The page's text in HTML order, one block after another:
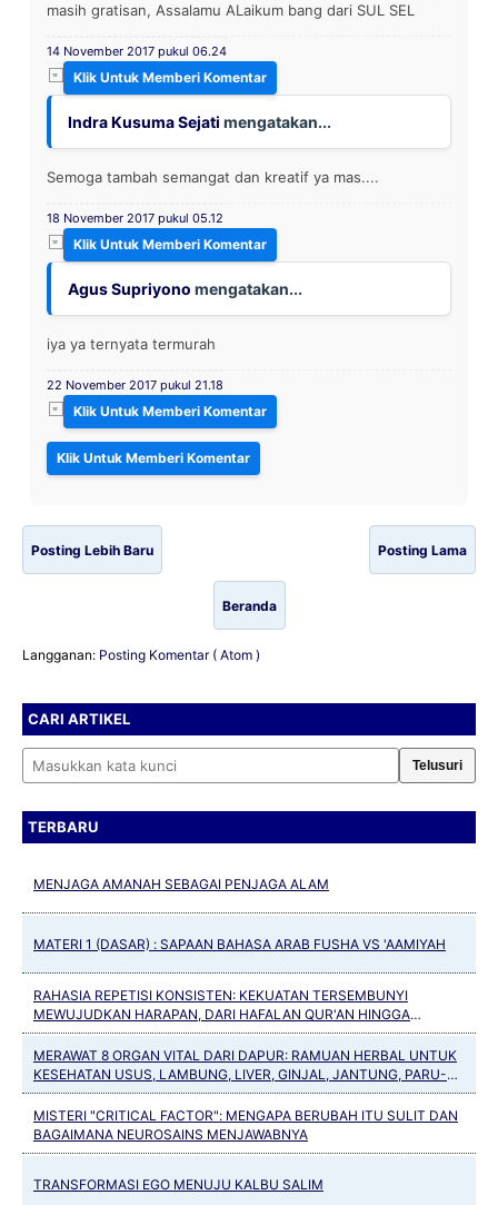
masih gratisan, Assalamu ALaikum bang dari SUL SEL
14 November 2017 pukul 06.24
Indra Kusuma Sejati mengatakan...
Semoga tambah semangat dan kreatif ya mas....
18 November 2017 pukul 05.12
Agus Supriyono mengatakan...
iya ya ternyata termurah
22 November 2017 pukul 21.18
Posting Lebih Baru Posting Lama
Beranda
Langganan: Posting Komentar ( Atom )
CARI ARTIKEL
TERBARU
MENJAGA AMANAH SEBAGAI PENJAGA ALAM
MATERI 1 (DASAR) : SAPAAN BAHASA ARAB FUSHA VS 'AAMIYAH
RAHASIA REPETISI KONSISTEN: KEKUATAN TERSEMBUNYI
MEWUJUDKAN HARAPAN, DARI HAFALAN QUR'AN HINGGA
KEBIASAAN POSITIF
MERAWAT 8 ORGAN VITAL DARI DAPUR: RAMUAN HERBAL UNTUK
KESEHATAN USUS, LAMBUNG, LIVER, GINJAL, JANTUNG, PARU-
PARU, PANKREAS DAN TULANG
MISTERI "CRITICAL FACTOR": MENGAPA BERUBAH ITU SULIT DAN
BAGAIMANA NEUROSAINS MENJAWABNYA
TRANSFORMASI EGO MENUJU KALBU SALIM